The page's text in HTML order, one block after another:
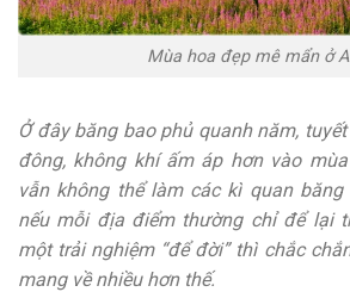
Mùa hoa đẹp mê mẩn ở
Ở đây băng bao phủ quanh năm,
đông, không khí ấm áp hơn vào
vẫn không thể làm các kì quan
nếu mỗi địa điểm thường chỉ để lại
một trải nghiệm “để đời” thì chắc
mang về nhiều hơn thế.